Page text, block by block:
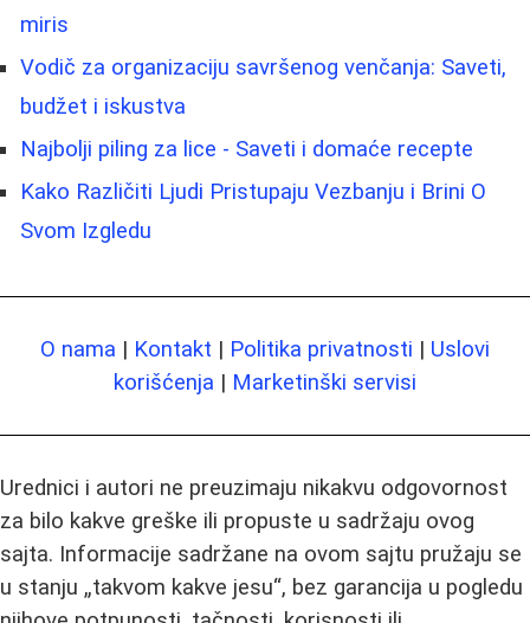
miris
Vodič za organizaciju savršenog venčanja: Saveti,
budžet i iskustva
Najbolji piling za lice - Saveti i domaće recepte
Kako Različiti Ljudi Pristupaju Vezbanju i Brini O
Svom Izgledu
O nama | Kontakt | Politika privatnosti | Uslovi
korišćenja | Marketinški servisi
Urednici i autori ne preuzimaju nikakvu odgovornost
za bilo kakve greške ili propuste u sadržaju ovog
sajta. Informacije sadržane na ovom sajtu pružaju se
u stanju „takvom kakve jesu“, bez garancija u pogledu